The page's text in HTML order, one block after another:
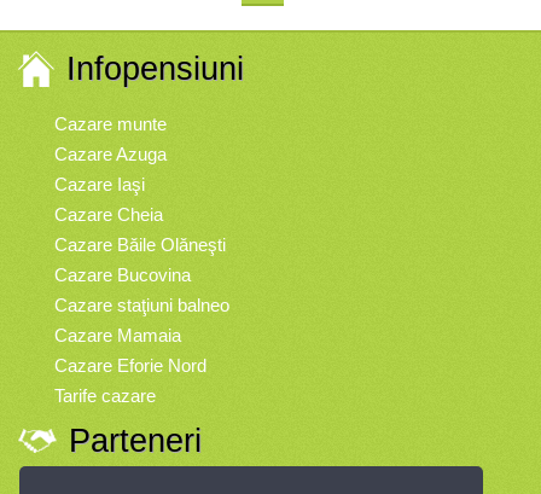
Infopensiuni
Cazare munte
Cazare Azuga
Cazare Iaşi
Cazare Cheia
Cazare Băile Olăneşti
Cazare Bucovina
Cazare staţiuni balneo
Cazare Mamaia
Cazare Eforie Nord
Tarife cazare
Parteneri